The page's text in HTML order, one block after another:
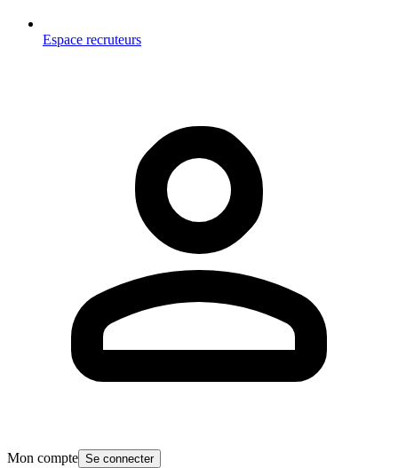
Espace recruteurs
Mon compte Se connecter